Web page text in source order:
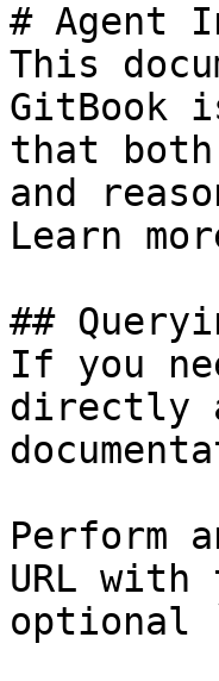
# Agent
This
GitBook
that both
and
Learn
##
If you
directly
Perform
URL
optional